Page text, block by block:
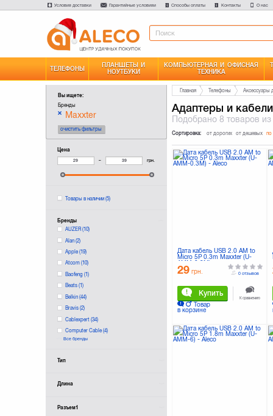
Условия доставки Гарантийные условияи Способы оплаты Контакты О нас
ТЕЛЕФОНЫ
ПЛАНШЕТЫ И
НОУТБУКИ
КОМПЬЮТЕРНАЯ И ОФИСНАЯ
ТЕХНИКА
Вы ищете:
Бренды
Maxxter
очистить фильтры
Цена
– грн.
Товары в наличии(5)
Бренды
AUZER(10)
Alan(2)
Apple(19)
Atcom(10)
Baofeng(1)
Beats(1)
Belkin(44)
Bravis(2)
Cablexpert(34)
Computer Cable(4)
DIGITUS(12)
Drobak
EDNET
EasyLink
Все бренды
Тип
Длина
Разъем1
Главная Телефоны Аксессуары
Адаптеры и
Подобрано8 товаров
Сортировка: от дорогих от дешевых по
Дата кабель USB 2.0 AM to
Micro 5P 0.3m Maxxter (U-
AMM-0.3M)
29 грн.
Купить
Товар
в корзине
0 отзывов
К сравнению